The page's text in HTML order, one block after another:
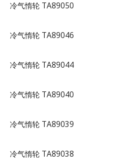
冷气惰轮 TA89050
冷气惰轮 TA89046
冷气惰轮 TA89044
冷气惰轮 TA89040
冷气惰轮 TA89039
冷气惰轮 TA89038